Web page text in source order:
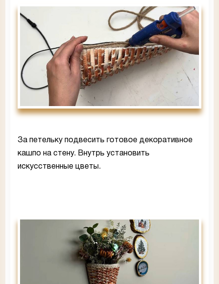
За петельку подвесить готовое декоративное
кашпо на стену. Внутрь установить
искусственные цветы.